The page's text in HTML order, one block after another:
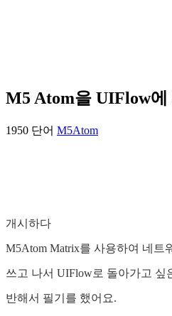
M5 Atom을 UIFlow
1950 단어 M5Atom
개시하다
M5Atom Matrix를 사용하여 네트
쓰고 나서 UIFlow로 돌아가고 싶
반해서 필기를 했어요.